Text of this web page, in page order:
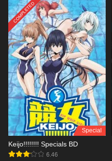
COMPLETED
Special
Keijo!!!!!!!! Specials BD
6.46